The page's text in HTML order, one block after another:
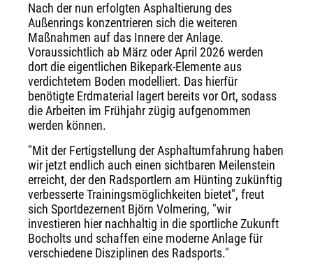
Nach der nun erfolgten Asphaltierung des
Außenrings konzentrieren sich die weiteren
Maßnahmen auf das Innere der Anlage.
Voraussichtlich ab März oder April 2026 werden
dort die eigentlichen Bikepark-Elemente aus
verdichtetem Boden modelliert. Das hierfür
benötigte Erdmaterial lagert bereits vor Ort, sodass
die Arbeiten im Frühjahr zügig aufgenommen
werden können.
"Mit der Fertigstellung der Asphaltumfahrung haben
wir jetzt endlich auch einen sichtbaren Meilenstein
erreicht, der den Radsportlern am Hünting zukünftig
verbesserte Trainingsmöglichkeiten bietet", freut
sich Sportdezernent Björn Volmering, "wir
investieren hier nachhaltig in die sportliche Zukunft
Bocholts und schaffen eine moderne Anlage für
verschiedene Disziplinen des Radsports."